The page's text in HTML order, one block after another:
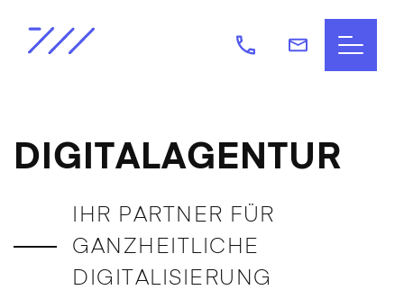
DIGITALAGENTUR
IHR PARTNER FÜR
GANZHEITLICHE
DIGITALISIERUNG